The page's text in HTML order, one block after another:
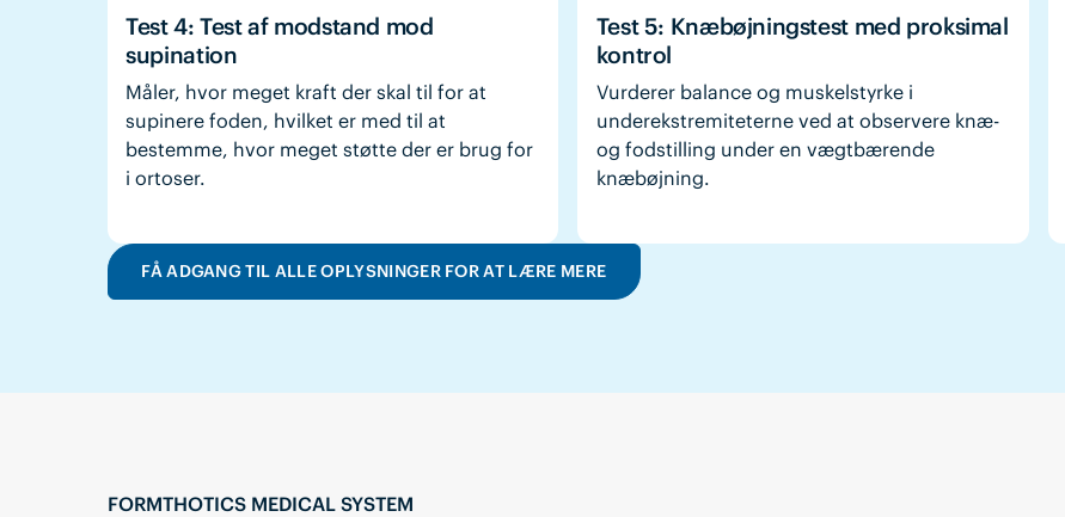
Test 4: Test af modstand mod
supination
Måler, hvor meget kraft der skal til for at
supinere foden, hvilket er med til at
bestemme, hvor meget støtte der er brug for
i ortoser.
Test 5: Knæbøjningstest med proksimal
kontrol
Vurderer balance og muskelstyrke i
underekstremiteterne ved at observere knæ-
og fodstilling under en vægtbærende
knæbøjning.
FÅ ADGANG TIL ALLE OPLYSNINGER FOR AT LÆRE MERE
FORMTHOTICS MEDICAL SYSTEM